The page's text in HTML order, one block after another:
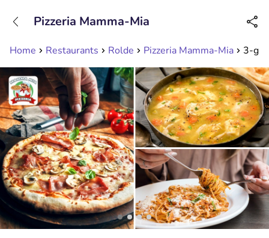
Available until 23:00
Home Restaurants Rolde Pizzeria Mamma-Mia 3-
Pizzeria Mamma-Mia